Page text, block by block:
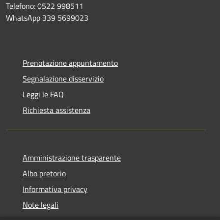
Telefono: 0522 998511
WhatsApp 339 5699023
Prenotazione appuntamento
Segnalazione disservizio
Leggi le FAQ
Richiesta assistenza
Amministrazione trasparente
Albo pretorio
Informativa privacy
Note legali